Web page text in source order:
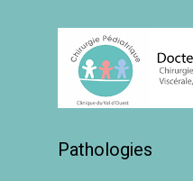
Pathologies